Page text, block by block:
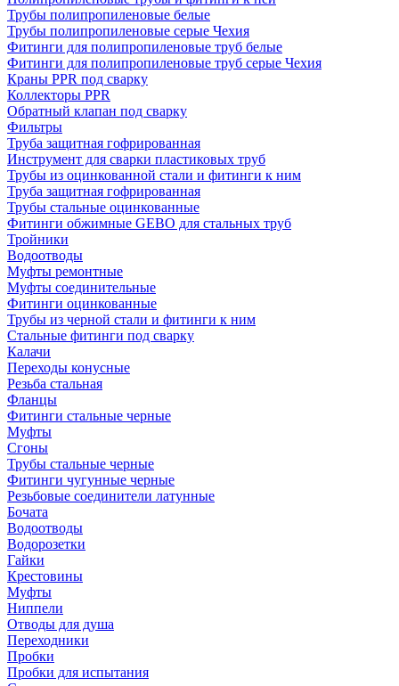
Трубы полипропиленовые белые
Трубы полипропиленовые серые Чехия
Фитинги для полипропиленовые труб белые
Фитинги для полипропиленовые труб серые Чехия
Краны PPR под сварку
Коллекторы PPR
Обратный клапан под сварку
Фильтры
Труба защитная гофрированная
Инструмент для сварки пластиковых труб
Трубы из оцинкованной стали и фитинги к ним
Труба защитная гофрированная
Трубы стальные оцинкованные
Фитинги обжимные GEBO для стальных труб
Тройники
Водоотводы
Муфты ремонтные
Муфты соединительные
Фитинги оцинкованные
Трубы из черной стали и фитинги к ним
Стальные фитинги под сварку
Калачи
Переходы конусные
Резьба стальная
Фланцы
Фитинги стальные черные
Муфты
Сгоны
Трубы стальные черные
Фитинги чугунные черные
Резьбовые соединители латунные
Бочата
Водоотводы
Водорозетки
Гайки
Крестовины
Муфты
Ниппели
Отводы для душа
Переходники
Пробки
Пробки для испытания